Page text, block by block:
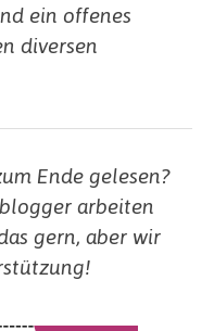
ein offenes
diversen
Ende gelesen?
arbeiten
gern, aber wir